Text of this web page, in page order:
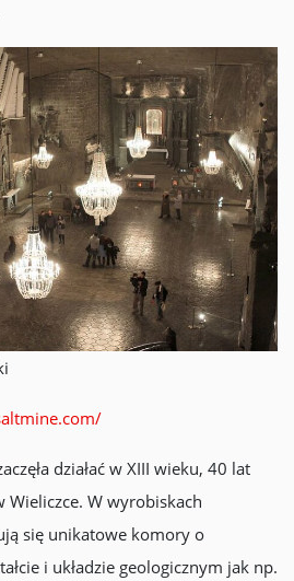
działać w XIII wieku, 40 lat
Wieliczce. W wyrobiskach
się unikatowe komory o
i układzie geologicznym jak np.